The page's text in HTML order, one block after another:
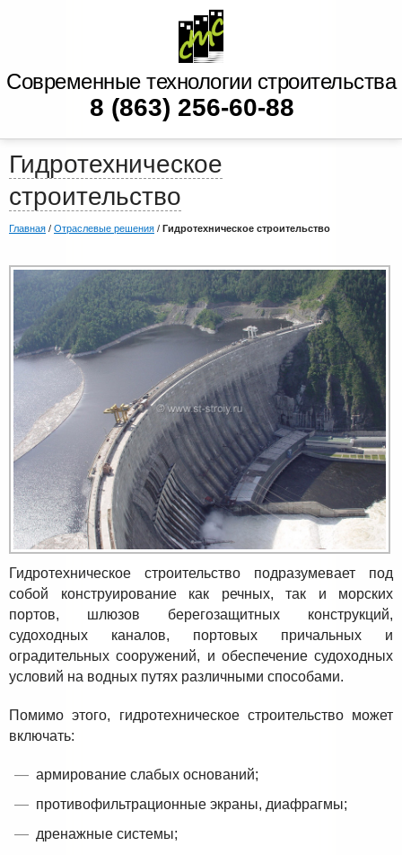
Современные технологии строительства
8 (863) 256-60-88
Гидротехническое
строительство
Главная / Отраслевые решения / Гидротехническое строительство
Гидротехническое строительство подразумевает под
собой конструирование как речных, так и морских
портов, шлюзов берегозащитных конструкций,
судоходных каналов, портовых причальных и
оградительных сооружений, и обеспечение судоходных
условий на водных путях различными способами.
Помимо этого, гидротехническое строительство может
включать:
армирование слабых оснований;
противофильтрационные экраны, диафрагмы;
дренажные системы;